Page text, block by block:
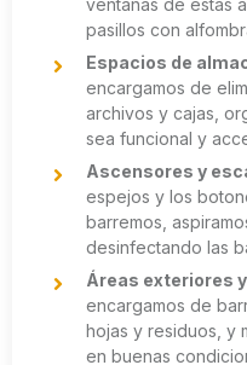
ventanas de estas
pasillos con
Espacios de
encargamos de
archivos y cajas,
sea funcional y
Ascensores y
espejos y los
barremos,
desinfectando las
Áreas exteriores
encargamos de
hojas y residuos, y
en buenas